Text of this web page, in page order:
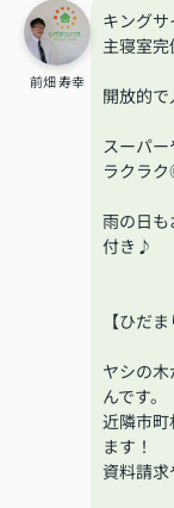
前畑 寿幸
キング
主寝室
開放的
スーパ
ラクラ
雨の日
付き♪
【ひだ
ヤシの
んです。
近隣市町
ます！
資料請求